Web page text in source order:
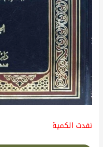
نفدت الكمية